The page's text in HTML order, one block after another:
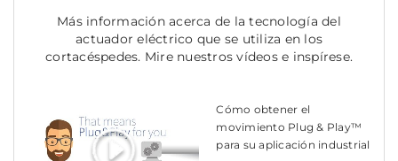
Más información acerca de la tecnología del
actuador eléctrico que se utiliza en los
cortacéspedes. Mire nuestros vídeos e inspírese.
Cómo obtener el
movimiento Plug & Play™
para su aplicación industrial